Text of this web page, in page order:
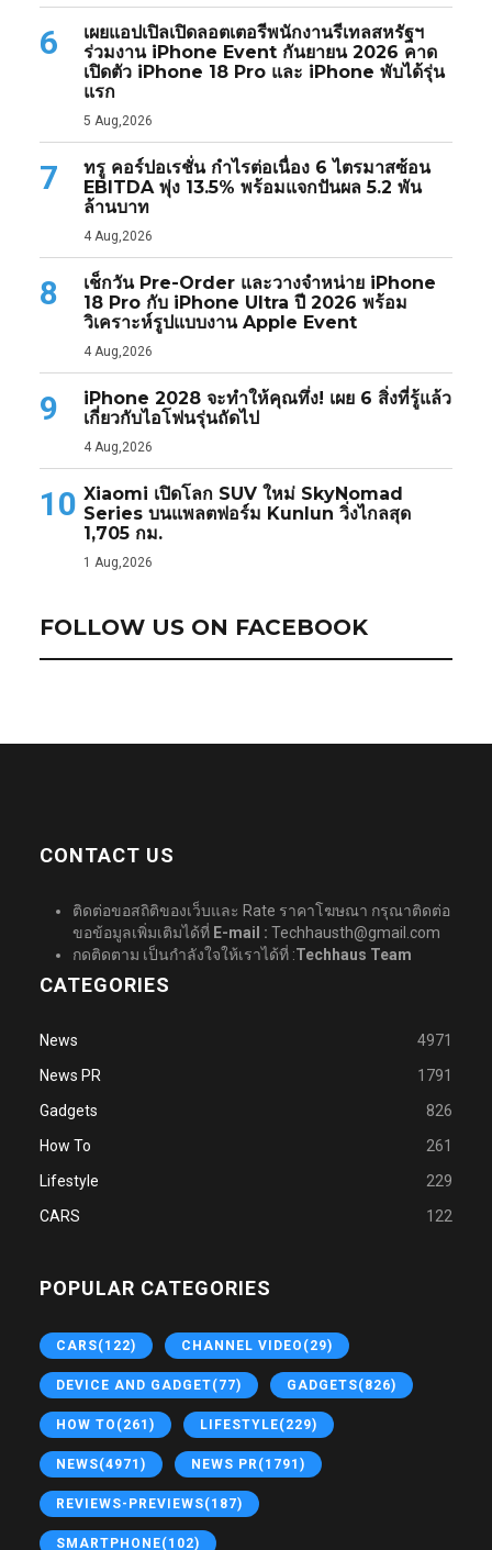
6
เผยแอปเปิลเปิดลอตเตอรีพนักงานรีเทลสหรัฐฯ
ร่วมงาน iPhone Event กันยายน 2026 คาด
เปิดตัว iPhone 18 Pro และ iPhone พับได้รุ่น
แรก
5 Aug,2026
7
ทรู คอร์ปอเรชั่น กำไรต่อเนื่อง 6 ไตรมาสซ้อน
EBITDA พุ่ง 13.5% พร้อมแจกปันผล 5.2 พัน
ล้านบาท
4 Aug,2026
8
เช็กวัน Pre-Order และวางจำหน่าย iPhone
18 Pro กับ iPhone Ultra ปี 2026 พร้อม
วิเคราะห์รูปแบบงาน Apple Event
4 Aug,2026
9
iPhone 2028 จะทำให้คุณทึ่ง! เผย 6 สิ่งที่รู้แล้ว
เกี่ยวกับไอโฟนรุ่นถัดไป
4 Aug,2026
10 Xiaomi เปิดโลก SUV ใหม่ SkyNomad
Series บนแพลตฟอร์ม Kunlun วิ่งไกลสุด
1,705 กม.
1 Aug,2026
FOLLOW US ON FACEBOOK
CONTACT US
ติดต่อขอสถิติของเว็บและ Rate ราคาโฆษณา กรุณาติดต่อ
ขอข้อมูลเพิ่มเติมได้ที่ E-mail : Techhausth@gmail.com
กดติดตาม เป็นกำลังใจให้เราได้ที่ :Techhaus Team
CATEGORIES
News
4971
News PR
1791
Gadgets
826
How To
261
Lifestyle
229
CARS
122
POPULAR CATEGORIES
CARS(122) CHANNEL VIDEO (29)
DEVICE AND GADGET(77) GADGETS(826)
HOW TO (261) LIFESTYLE(229)
NEWS(4971) NEWS PR (1791)
REVIEWS-PREVIEWS(187)
SMARTPHONE(102)